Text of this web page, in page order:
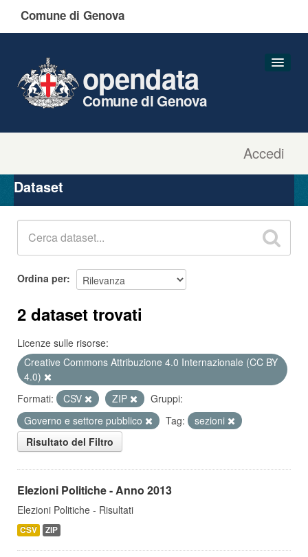
Comune di Genova
Accedi
opendata
Comune di Genova
Organizzazioni
Gruppi
Dataset
Ordina per
2 dataset trovati
Licenze sulle risorse:
Creative Commons Attribuzione 4.0 Internazionale (CC BY
4.0)
Formati:
CSV ZIP
Gruppi:
Governo e settore pubblico
Tag:
sezioni
Risultato del Filtro
Elezioni Politiche - Anno 2013
Elezioni Politiche - Risultati
CSV ZIP